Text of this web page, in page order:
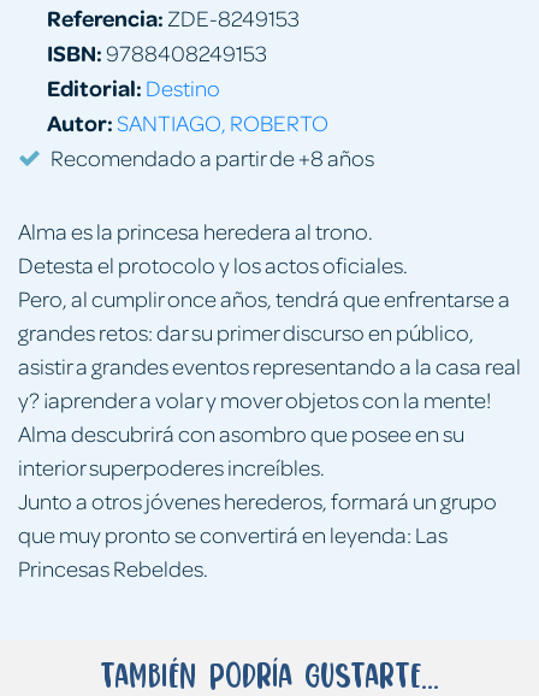
Alma es la princesa heredera al trono.
Detesta el protocolo y los actos oficiales.
Pero, al cumplir once años, tendrá que enfrentarse a
grandes retos: dar su primer discurso en público,
asistir a grandes eventos representando a la casa real
y? ¡aprender a volar y mover objetos con la mente!
Alma descubrirá con asombro que posee en su
interior superpoderes increíbles.
Junto a otros jóvenes herederos, formará un grupo
que muy pronto se convertirá en leyenda: Las
Princesas Rebeldes.
Referencia: ZDE-8249153
ISBN:9788408249153
Editorial: Destino
Autor:SANTIAGO, ROBERTO
Recomendado a partir de +8 años
También podría gustarte...